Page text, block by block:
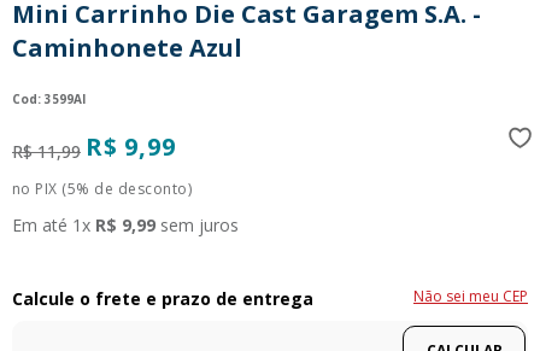
Mini Carrinho Die Cast Garagem S.A. -
Caminhonete Azul
: 3599AI
R$ 11,99 R$ 9,99
no PIX (5% de desconto)
Em até 1x R$ 9,99 sem juros
Não sei meu CEP
9º
guerreiras kpop
10º bluey